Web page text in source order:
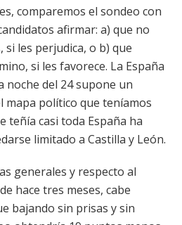
comparemos el sondeo con
afirmar: a) que no
si les perjudica, o b) que
si les favorece. La España
noche del 24 supone un
mapa político que teníamos
teñía casi toda España ha
limitado a Castilla y León.
generales y respecto al
hace tres meses, cabe
bajando sin prisas y sin